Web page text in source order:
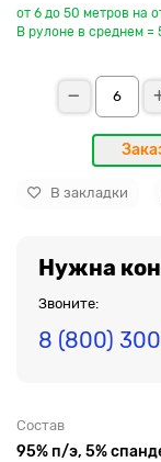
от 6 до 50 метров на
В рулоне в среднем
В закладки
Нужна
Звоните:
8 (800)
Состав
95% п/э, 5%